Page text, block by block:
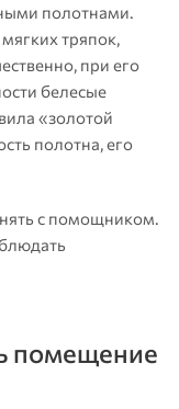
полотнами.
тряпок,
при его
белесые
«золотой
полотна, его
с помощником.
помещение